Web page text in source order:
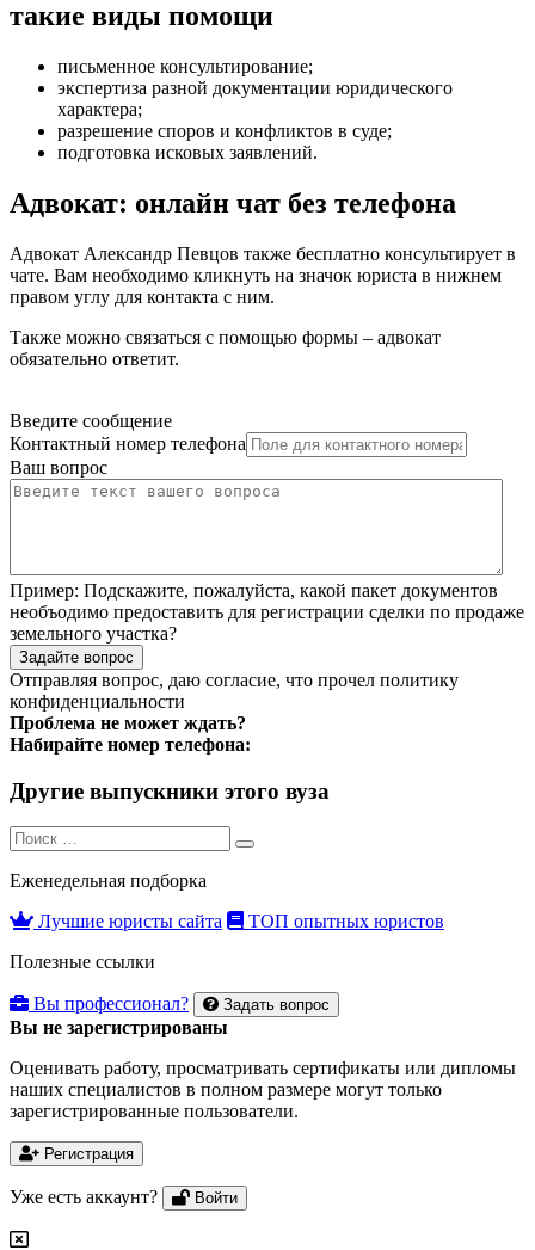
такие виды помощи
письменное консультирование;
экспертиза разной документации юридического
характера;
разрешение споров и конфликтов в суде;
подготовка исковых заявлений.
Адвокат: онлайн чат без телефона
Адвокат Александр Певцов также бесплатно консультирует в
чате. Вам необходимо кликнуть на значок юриста в нижнем
правом углу для контакта с ним.
Также можно связаться с помощью формы – адвокат
обязательно ответит.
Введите сообщение
Контактный номер телефона
Ваш вопрос
Пример: Подскажите, пожалуйста, какой пакет документов
необъодимо предоставить для регистрации сделки по продаже
земельного участка?
Задайте вопрос
Отправляя вопрос, даю согласие, что прочел политику
конфиденциальности
Проблема не может ждать?
Набирайте номер телефона:
Другие выпускники этого вуза
Search
for:
Search
Еженедельная подборка
Лучшие юристы сайта
ТОП опытных юристов
Полезные ссылки
Вы профессионал? Задать вопрос
Вы не зарегистрированы
Оценивать работу, просматривать сертификаты или дипломы
наших специалистов в полном размере могут только
зарегистрированные пользователи.
Регистрация
Уже есть аккаунт? Войти